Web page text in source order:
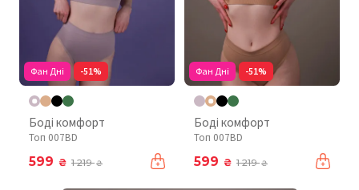
Фан Дні -51%
Боді комфорт
Топ 007BD
599 ₴ 1 219₴
Фан Дні -51%
Боді комфорт
Топ 007BD
599 ₴ 1 219₴